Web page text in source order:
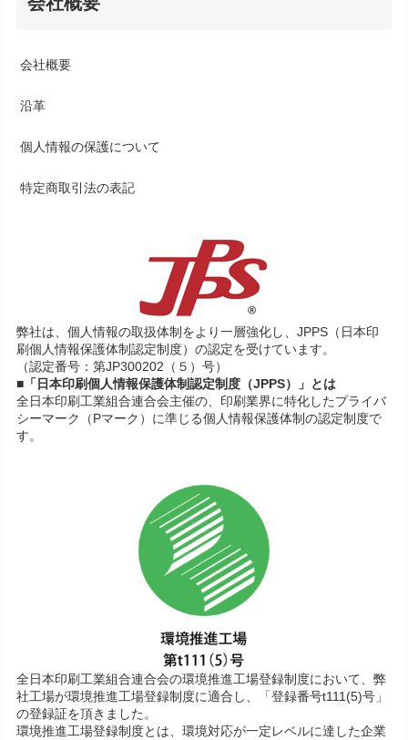
会社概要
沿革
個人情報の保護について
特定商取引法の表記
弊社は、個人情報の取扱体制をより一層強化し、JPPS（日本印
刷個人情報保護体制認定制度）の認定を受けています。
（認定番号：第JP300202（５）号）
■「日本印刷個人情報保護体制認定制度（JPPS）」とは
全日本印刷工業組合連合会主催の、印刷業界に特化したプライバ
シーマーク（Pマーク）に準じる個人情報保護体制の認定制度で
す。
全日本印刷工業組合連合会の環境推進工場登録制度において、弊
社工場が環境推進工場登録制度に適合し、「登録番号t111(5)号」
の登録証を頂きました。
環境推進工場登録制度とは、環境対応が一定レベルに達した企業